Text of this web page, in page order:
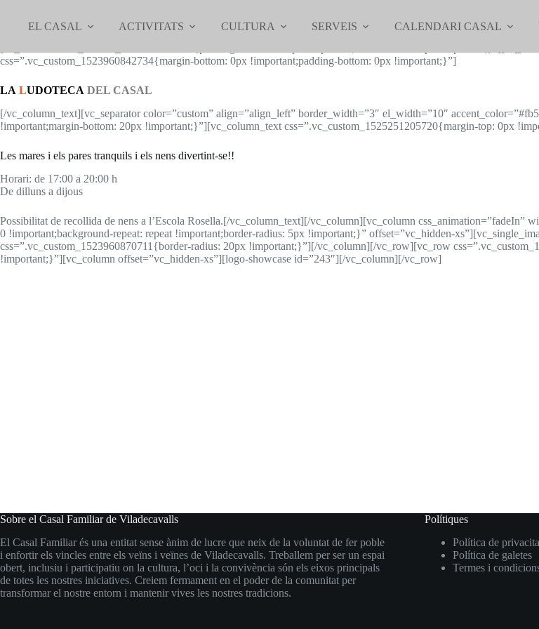
contingutEL CASAL ACTIVITATS CULTURA SERVEIS CALENDARI CASAL
css=”.vc_custom_1523960842734{margin-bottom: 0px !important;padding-bottom: 0px !important;}”]
LA LUDOTECA DEL CASAL
[/vc_column_text][vc_separator color=”custom” align=”align_left” border_width=”3″ el_width=”10″
!important;margin-bottom: 20px !important;}”][vc_column_text css=”.vc_custom_1525251205720{margin-top: 0px
Les mares i els pares tranquils i els nens divertint-se!!
Horari: de 17:00 a 20:00 h
De dilluns a dijous
Possibilitat de recollida de nens a l’Escola Rosella.[/vc_column_text][/vc_column][vc_column css_animation=”fadeIn”
0 !important;background-repeat: repeat !important;border-radius: 5px !important;}” offset=”vc_hidden-
css=”.vc_custom_1523960870711{border-radius: 20px !important;}”][/vc_column][/vc_row][vc_row
!important;}”][vc_column offset=”vc_hidden-xs”][logo-showcase id=”243″][/vc_column][/vc_row]
Sobre el Casal Familiar de Viladecavalls
El Casal Familiar és una entitat sense ànim de lucre que neix de la voluntat de fer poble
i enfortir els vincles entre els veïns i veïnes de Viladecavalls. Treballem per ser un espai
obert, inclusiu i participatiu on la cultura, l’oci i la convivència són els eixos principals
de totes les nostres iniciatives. Creiem fermament en el poder de la comunitat per
transformar el nostre entorn i mantenir vives les nostres tradicions.
Polítiques
Política de
Política de galetes
Termes i